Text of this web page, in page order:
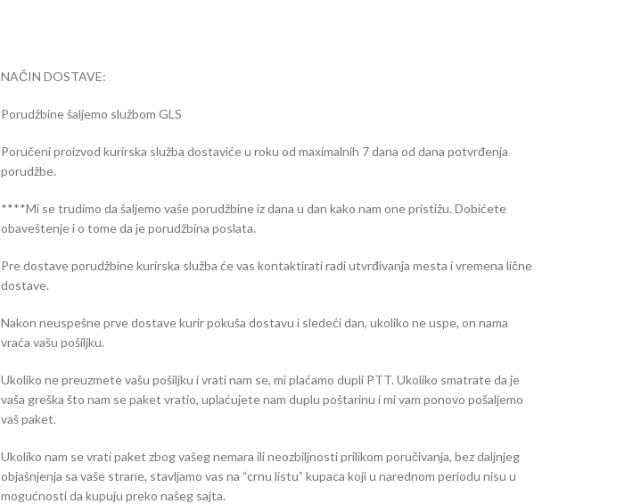
NAČIN DOSTAVE:
Porudžbine šaljemo službom GLS
Poručeni proizvod kurirska služba dostaviće u roku od maximalnih 7 dana od dana potvrđenja
porudžbe.
****Mi se trudimo da šaljemo vaše porudžbine iz dana u dan kako nam one pristižu. Dobićete
obaveštenje i o tome da je porudžbina poslata.
Pre dostave porudžbine kurirska služba će vas kontaktirati radi utvrđivanja mesta i vremena lične
dostave.
Nakon neuspešne prve dostave kurir pokuša dostavu i sledeći dan, ukoliko ne uspe, on nama
vraća vašu pošiljku.
Ukoliko ne preuzmete vašu pošiljku i vrati nam se, mi plaćamo dupli PTT. Ukoliko smatrate da je
vaša greška što nam se paket vratio, uplaćujete nam duplu poštarinu i mi vam ponovo pošaljemo
vaš paket.
Ukoliko nam se vrati paket zbog vašeg nemara ili neozbiljnosti prilikom poručivanja, bez daljnjeg
objašnjenja sa vaše strane, stavljamo vas na “crnu listu” kupaca koji u narednom periodu nisu u
mogućnosti da kupuju preko našeg sajta.